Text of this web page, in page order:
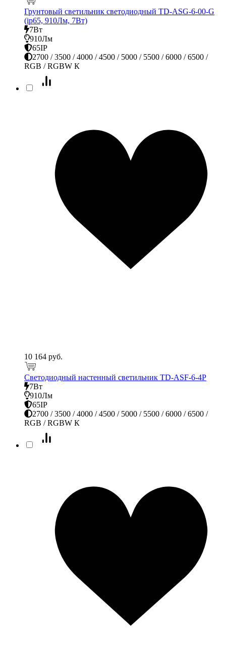
Грунтовый светильник светодиодный TD-ASG-6-00-G
(ip65, 910Лм, 7Вт)
7Вт
910Лм
65IP
2700 / 3500 / 4000 / 4500 / 5000 / 5500 / 6000 / 6500 /
RGB / RGBW К
10 164 руб.
Светодиодный настенный светильник TD-ASF-6-4P
7Вт
910Лм
65IP
2700 / 3500 / 4000 / 4500 / 5000 / 5500 / 6000 / 6500 /
RGB / RGBW К